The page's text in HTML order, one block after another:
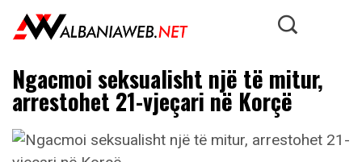
Ngacmoi seksualisht një të mitur,
arrestohet 21-vjeçari në Korçë